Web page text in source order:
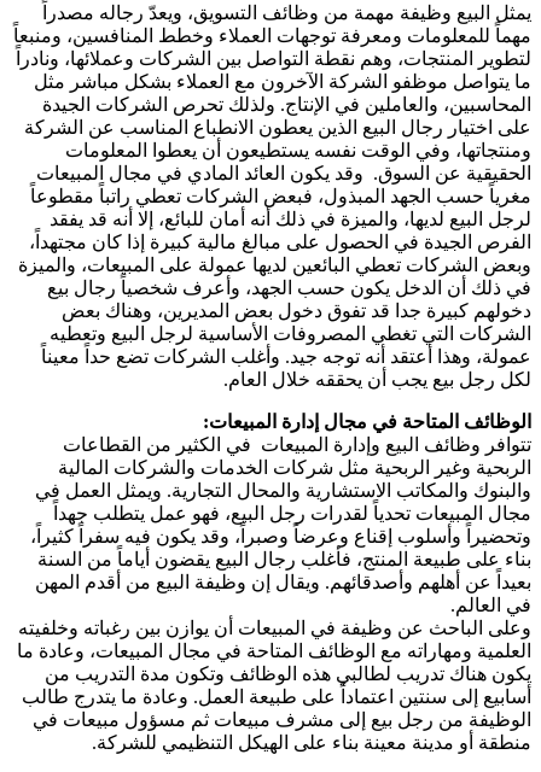
يمثل البيع وظيفة مهمة من وظائف التسويق، ويعدّ رجاله مصدراً
مهماً للمعلومات ومعرفة توجهات العملاء وخطط المنافسين، ومنبعاً
لتطوير المنتجات، وهم نقطة التواصل بين الشركات وعملائها، ونادراً
ما يتواصل موظفو الشركة الآخرون مع العملاء بشكل مباشر مثل
المحاسبين، والعاملين في الإنتاج. ولذلك تحرص الشركات الجيدة
على اختيار رجال البيع الذين يعطون الانطباع المناسب عن الشركة
ومنتجاتها، وفي الوقت نفسه يستطيعون أن يعطوا المعلومات
الحقيقية عن السوق. وقد يكون العائد المادي في مجال المبيعات
مغرياً حسب الجهد المبذول، فبعض الشركات تعطي راتباً مقطوعاً
لرجل البيع لديها، والميزة في ذلك أنه أمان للبائع، إلا أنه قد يفقد
الفرص الجيدة في الحصول على مبالغ مالية كبيرة إذا كان مجتهداً،
وبعض الشركات تعطي البائعين لديها عمولة على المبيعات، والميزة
في ذلك أن الدخل يكون حسب الجهد، وأعرف شخصياً رجال بيع
دخولهم كبيرة جدا قد تفوق دخول بعض المديرين، وهناك بعض
الشركات التي تغطي المصروفات الأساسية لرجل البيع وتعطيه
عمولة، وهذا أعتقد أنه توجه جيد. وأغلب الشركات تضع حداً معيناً
لكل رجل بيع يجب أن يحققه خلال العام.
الوظائف المتاحة في مجال إدارة المبيعات:
تتوافر وظائف البيع وإدارة المبيعات في الكثير من القطاعات
الربحية وغير الربحية مثل شركات الخدمات والشركات المالية
والبنوك والمكاتب الاستشارية والمحال التجارية. ويمثل العمل في
مجال المبيعات تحدياً لقدرات رجل البيع، فهو عمل يتطلب جهداً
وتحضيراً وأسلوب إقناع وعرضاً وصبراً، وقد يكون فيه سفراً كثيراً،
بناء على طبيعة المنتج، فأغلب رجال البيع يقضون أياماً من السنة
بعيداً عن أهلهم وأصدقائهم. ويقال إن وظيفة البيع من أقدم المهن
في العالم.
وعلى الباحث عن وظيفة في المبيعات أن يوازن بين رغباته وخلفيته
العلمية ومهاراته مع الوظائف المتاحة في مجال المبيعات، وعادة ما
يكون هناك تدريب لطالبي هذه الوظائف وتكون مدة التدريب من
أسابيع إلى سنتين اعتماداً على طبيعة العمل. وعادة ما يتدرج طالب
الوظيفة من رجل بيع إلى مشرف مبيعات ثم مسؤول مبيعات في
منطقة أو مدينة معينة بناء على الهيكل التنظيمي للشركة.